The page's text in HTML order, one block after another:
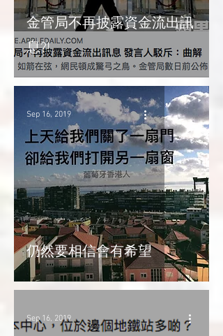
金管局不再披露資金流出訊
息?!
仍然要相信會有希望
Sep 16, 2019
Sep 16, 2019